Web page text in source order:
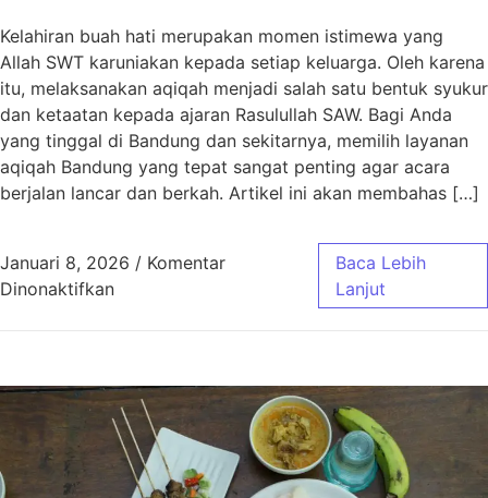
Kelahiran buah hati merupakan momen istimewa yang
Allah SWT karuniakan kepada setiap keluarga. Oleh karena
itu, melaksanakan aqiqah menjadi salah satu bentuk syukur
dan ketaatan kepada ajaran Rasulullah SAW. Bagi Anda
yang tinggal di Bandung dan sekitarnya, memilih layanan
aqiqah Bandung yang tepat sangat penting agar acara
berjalan lancar dan berkah. Artikel ini akan membahas […]
Januari 8, 2026 / Komentar
Dinonaktifkanpada Aqiqah Bandung Paket Murah Jawa
Baca Lebih
Lanjut